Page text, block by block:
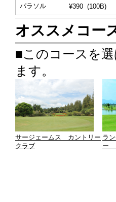
パラソル
¥390 (100B)
オススメコー
■このコースを
ます。
サージェームス カントリー
クラブ
ラ
ー